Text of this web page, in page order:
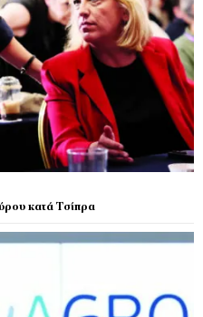
κατά Τσίπρα